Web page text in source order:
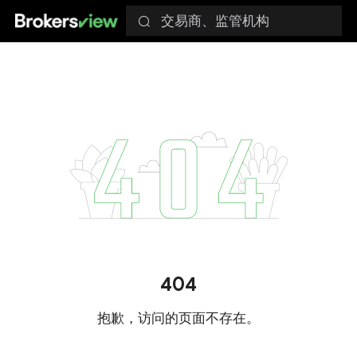
交易商、监管机构
404
抱歉，访问的页面不存在。